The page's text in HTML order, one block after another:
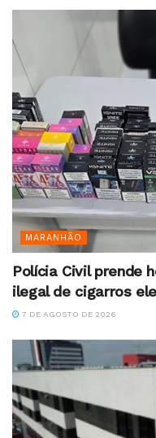
MARANHÃO
Polícia Civil prende
ilegal de cigarros
7 DE AGOSTO DE 2026